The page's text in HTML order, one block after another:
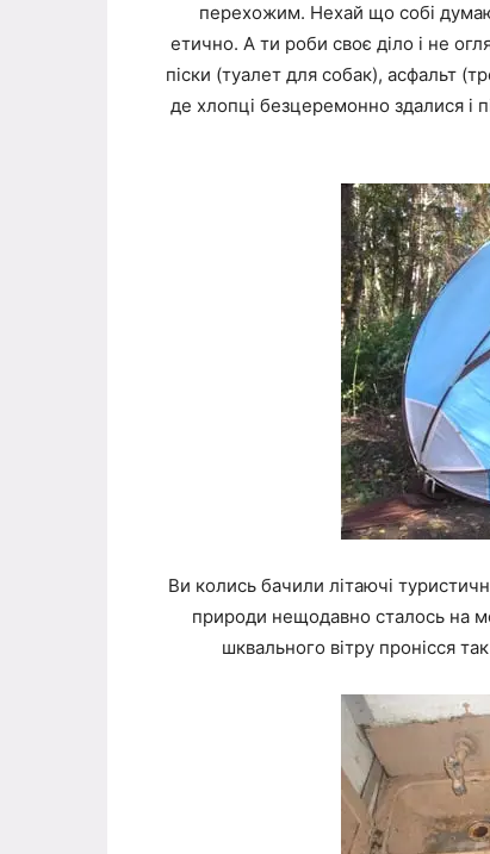
перехожим. Нехай що собі
етично. А ти роби своє діло і не
піски (туалет для собак), асфальт
де хлопці безцеремонно здалися і
Ви колись бачили літаючі
природи нещодавно сталось на
шквального вітру пронісся